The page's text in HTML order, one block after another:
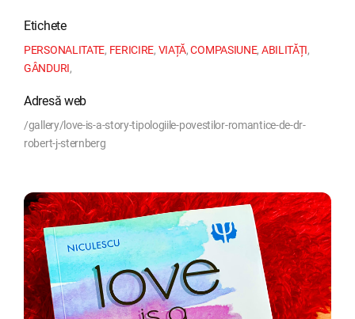
Etichete
PERSONALITATE, FERICIRE, VIAȚĂ,COMPASIUNE, ABILITĂȚI,
GÂNDURI,
Adresă web
/gallery/love-is-a-story-tipologiile-povestilor-romantice-de-dr-
robert-j-sternberg